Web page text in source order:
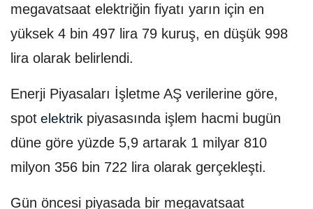
megavatsaat elektriğin fiyatı yarın için en
yüksek 4 bin 497 lira 79 kuruş, en düşük 998
lira olarak belirlendi.
Enerji Piyasaları İşletme AŞ verilerine göre,
spot elektrik piyasasında işlem hacmi bugün
düne göre yüzde 5,9 artarak 1 milyar 810
milyon 356 bin 722 lira olarak gerçekleşti.
Gün öncesi piyasada bir megavatsaat